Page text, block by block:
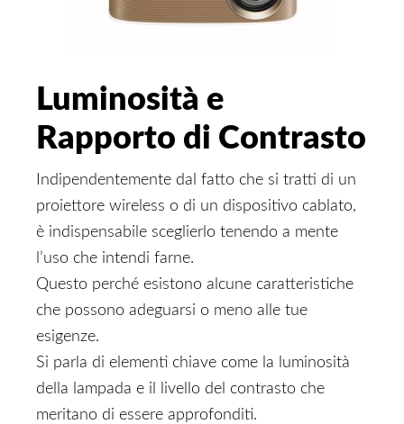
Luminosità e
Rapporto di Contrasto
Indipendentemente dal fatto che si tratti di un
proiettore wireless o di un dispositivo cablato,
è indispensabile sceglierlo tenendo a mente
l’uso che intendi farne.
Questo perché esistono alcune caratteristiche
che possono adeguarsi o meno alle tue
esigenze.
Si parla di elementi chiave come la luminosità
della lampada e il livello del contrasto che
meritano di essere approfonditi.